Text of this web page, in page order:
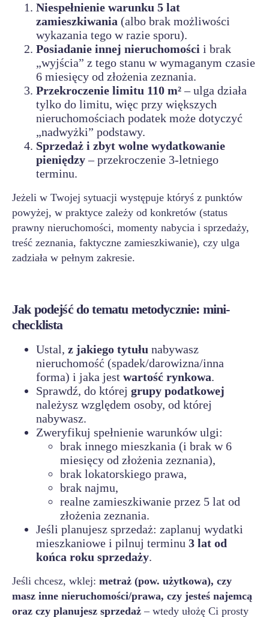
Niespełnienie warunku 5 lat
zamieszkiwania (albo brak możliwości
wykazania tego w razie sporu).
Posiadanie innej nieruchomości i brak
„wyjścia” z tego stanu w wymaganym czasie
6 miesięcy od złożenia zeznania.
Przekroczenie limitu 110 m²– ulga działa
tylko do limitu, więc przy większych
nieruchomościach podatek może dotyczyć
„nadwyżki” podstawy.
Sprzedaż i zbyt wolne wydatkowanie
pieniędzy– przekroczenie 3-letniego
terminu.
Jeżeli w Twojej sytuacji występuje któryś z punktów
powyżej, w praktyce zależy od konkretów (status
prawny nieruchomości, momenty nabycia i sprzedaży,
treść zeznania, faktyczne zamieszkiwanie), czy ulga
zadziała w pełnym zakresie.
Jak podejść do tematu metodycznie: mini-
checklista
Ustal, z jakiego tytułu nabywasz
nieruchomość (spadek/darowizna/inna
forma) i jaka jest wartość rynkowa.
Sprawdź, do której grupy podatkowej
należysz względem osoby, od której
nabywasz.
Zweryfikuj spełnienie warunków ulgi:
brak innego mieszkania (i brak w 6
miesięcy od złożenia zeznania),
brak lokatorskiego prawa,
brak najmu,
realne zamieszkiwanie przez 5 lat od
złożenia zeznania.
Jeśli planujesz sprzedaż: zaplanuj wydatki
mieszkaniowe i pilnuj terminu 3 lat od
końca roku sprzedaży.
Jeśli chcesz, wklej: metraż (pow. użytkowa), czy
masz inne nieruchomości/prawa, czy jesteś najemcą
oraz czy planujesz sprzedaż – wtedy ułożę Ci prosty